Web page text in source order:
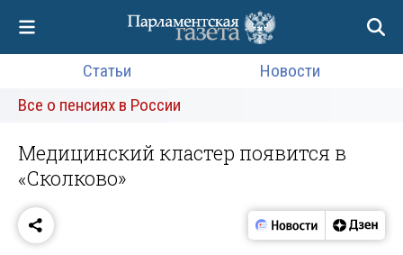
Статьи
Новости
Все о пенсиях в России
Медицинский кластер появится в
«Сколково»